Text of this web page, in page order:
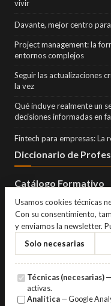
vivir
Davante, mejor centro
Project management: la
entornos complejos
Seguir las actualizaciones
la vez
Qué incluye realmente un
decisiones informadas en
Fintech para empresas: La
Diccionario de
Catálogo Formativo
Usamos cookies técnicas
Con su consentimiento,
y enviamos la newsletter.
Solo necesarias
Técnicas (necesarias)
activas.
Analítica — Google